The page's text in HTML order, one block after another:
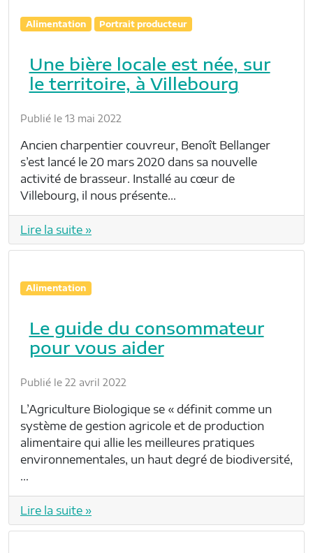
Alimentation Portrait producteur
Une bière locale est née, sur
le territoire, à Villebourg
Publié le 13 mai 2022
Ancien charpentier couvreur, Benoît Bellanger
s’est lancé le 20 mars 2020 dans sa nouvelle
activité de brasseur. Installé au cœur de
Villebourg, il nous présente…
Lire la suite »
Alimentation
Le guide du consommateur
pour vous aider
Publié le 22 avril 2022
L’Agriculture Biologique se « définit comme un
système de gestion agricole et de production
alimentaire qui allie les meilleures pratiques
environnementales, un haut degré de biodiversité,
…
Lire la suite »